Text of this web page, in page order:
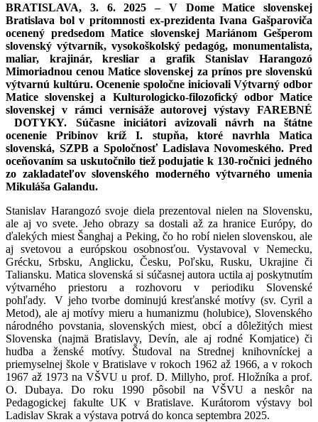
BRATISLAVA, 3. 6. 2025 – V Dome Matice slovenskej
Bratislava bol v prítomnosti ex-prezidenta Ivana Gašparoviča
ocenený predsedom Matice slovenskej Mariánom Gešperom
slovenský výtvarník, vysokoškolský pedagóg, monumentalista,
maliar, krajinár, kresliar a grafik Stanislav Harangozó
Mimoriadnou cenou Matice slovenskej za prínos pre slovenskú
výtvarnú kultúru. Ocenenie spoločne iniciovali Výtvarný odbor
Matice slovenskej a Kulturologicko-filozofický odbor Matice
slovenskej v rámci vernisáže autorovej výstavy FAREBNÉ
DOTYKY. Súčasne iniciátori avizovali návrh na štátne
ocenenie Pribinov kríž I. stupňa, ktoré navrhla Matica
slovenská, SZPB a Spoločnosť Ladislava Novomeského. Pred
oceňovaním sa uskutočnilo tiež podujatie k 130-ročnici jedného
zo zakladateľov slovenského moderného výtvarného umenia
Mikuláša Galandu.
Stanislav Harangozó svoje diela prezentoval nielen na Slovensku,
ale aj vo svete. Jeho obrazy sa dostali až za hranice Európy, do
ďalekých miest Šanghaj a Peking, čo ho robí nielen slovenskou, ale
aj svetovou a európskou osobnosťou. Vystavoval v Nemecku,
Grécku, Srbsku, Anglicku, Česku, Poľsku, Rusku, Ukrajine či
Taliansku. Matica slovenská si súčasnej autora uctila aj poskytnutím
výtvarného priestoru a rozhovoru v periodiku Slovenské
pohľady. V jeho tvorbe dominujú kresťanské motívy (sv. Cyril a
Metod), ale aj motívy mieru a humanizmu (holubice), Slovenského
národného povstania, slovenských miest, obcí a dôležitých miest
Slovenska (najmä Bratislavy, Devín, ale aj rodné Komjatice) či
hudba a ženské motívy. Študoval na Strednej knihovníckej a
priemyselnej škole v Bratislave v rokoch 1962 až 1966, a v rokoch
1967 až 1973 na VŠVU u prof. D. Millyho, prof. Hložníka a prof.
O. Dubaya. Do roku 1990 pôsobil na VŠVU a neskôr na
Pedagogickej fakulte UK v Bratislave. Kurátorom výstavy bol
Ladislav Skrak a výstava potrvá do konca septembra 2025.